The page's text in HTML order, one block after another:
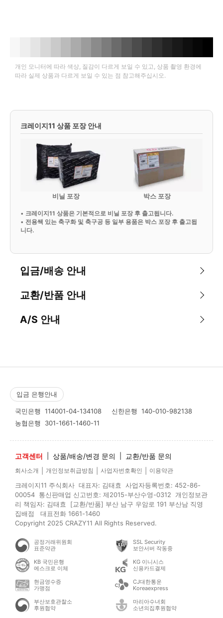
개인 모니터에 따라 색상, 질감이 다르게 보일 수 있고, 상품 촬영 환경에
따라 실제 상품과 다르게 보일 수 있는 점 참고해주십시오.
크레이지11 상품 포장 안내
비닐 포장 박스 포장
• 크레이지11 상품은 기본적으로 비닐 포장 후 출고됩니다.
• 전용쌕 있는 축구화 및 축구공 등 일부 용품은 박스 포장 후 출고됩
니다.
입금/배송 안내
교환/반품 안내
A/S 안내
입금 은행안내
국민은행 114001-04-134108 신한은행 140-010-982138
농협은행 301-1661-1460-11
고객센터 상품/배송/변경 문의 교환/반품 문의
회사소개 개인정보취급방침 사업자번호확인 이용약관
크레이지11 주식회사 대표자: 김태효 사업자등록번호: 452-86-
00054 통신판매업 신고번호: 제2015-부산수영-0312 개인정보관
리 책임자: 김태효 [교환/반품] 부산 남구 우암로 191 부산남 직영
집배점 대표전화 1661-1460
Copyright 2025 CRAZY11 All Rights Reserved.
공정거래위원회
표준약관
SSL Security
보안서버 작동중
KB 국민은행
에스크로 이체
KG 이니시스
신용카드결제
현금영수증
가맹점
CJ대한통운
Koreaexpress
부산보호관찰소
후원협약
마리아수녀회
소년의집후원협약